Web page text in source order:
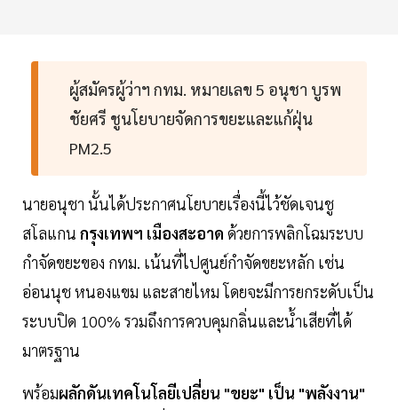
ผู้สมัครผู้ว่าฯ กทม. หมายเลข 5 อนุชา บูรพ
ชัยศรี ชูนโยบายจัดการขยะและแก้ฝุ่น
PM2.5
นายอนุชา นั้นได้ประกาศนโยบายเรื่องนี้ไว้ชัดเจนชู
สโลแกน กรุงเทพฯ เมืองสะอาด ด้วยการพลิกโฉมระบบ
กำจัดขยะของ กทม. เน้นที่ไปศูนย์กำจัดขยะหลัก เช่น
อ่อนนุช หนองแขม และสายไหม โดยจะมีการยกระดับเป็น
ระบบปิด 100% รวมถึงการควบคุมกลิ่นและน้ำเสียที่ได้
มาตรฐาน
พร้อมผลักดันเทคโนโลยีเปลี่ยน "ขยะ" เป็น "พลังงาน"